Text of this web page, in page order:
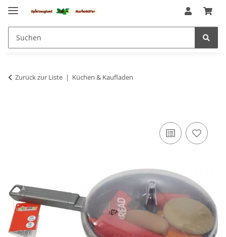
Zurück zur Liste Küchen & Kaufladen